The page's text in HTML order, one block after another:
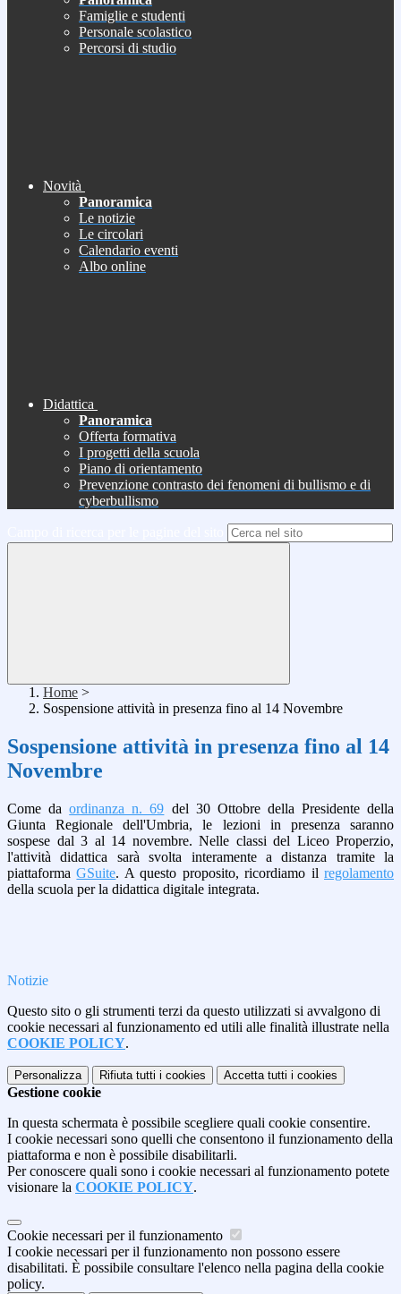
Famiglie e studenti
Personale scolastico
Percorsi di studio
Novità
Panoramica
Le notizie
Le circolari
Calendario eventi
Albo online
Didattica
Panoramica
Offerta formativa
I progetti della scuola
Piano di orientamento
Prevenzione contrasto dei fenomeni di bullismo e di
cyberbullismo
Home >
Sospensione attività in presenza fino al 14 Novembre
Sospensione attività in presenza fino al 14
Novembre
Come daordinanza n. 69 del 30 Ottobre della Presidente della
Giunta Regionale dell'Umbria, le lezioni in presenza saranno
sospese dal 3 al 14 novembre. Nelle classi del Liceo Properzio,
l'attività didattica sarà svolta interamente a distanza tramite la
piattaformaGSuite. A questo proposito, ricordiamo ilregolamento
della scuola per la didattica digitale integrata.
Notizie
Questo sito o gli strumenti terzi da questo utilizzati si avvalgono di
cookie necessari al funzionamento ed utili alle finalità illustrate nella
COOKIE POLICY.
Personalizza Rifiuta tutti i cookies Accetta tutti i cookies
Gestione cookie
In questa schermata è possibile scegliere quali cookie consentire.
I cookie necessari sono quelli che consentono il funzionamento della
piattaforma e non è possibile disabilitarli.
Per conoscere quali sono i cookie necessari al funzionamento potete
visionare la COOKIE POLICY.
Cookie necessari per il funzionamento
I cookie necessari per il funzionamento non possono essere
disabilitati. È possibile consultare l'elenco nella pagina della cookie
policy.